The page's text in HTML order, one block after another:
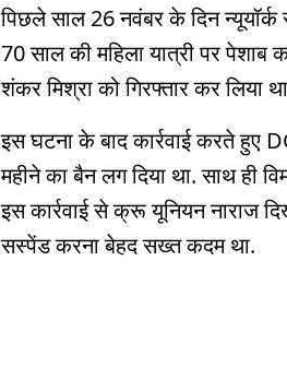
पिछले साल 26 नवंबर के दिन
70 साल की महिला यात्री पर
शंकर मिश्रा को गिरफ्तार कर लिया
इस घटना के बाद कार्रवाई करते हुए
महीने का बैन लग दिया था. साथ ही
इस कार्रवाई से क्रू यूनियन नाराज
सस्पेंड करना बेहद सख्त कदम था.